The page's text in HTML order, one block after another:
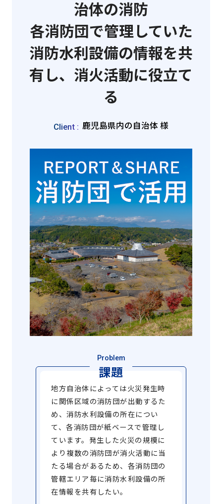
治体の消防
各消防団で管理していた
消防水利設備の情報を共
有し、消火活動に役立て
る
Client : 鹿児島県内の自治体 様
Problem
課題
地方自治体によっては火災発生時
に関係区域の消防団が出動するた
め、消防水利設備の所在につい
て、各消防団が紙ベースで管理し
ています。発生した火災の規模に
より複数の消防団が消火活動に当
たる場合があるため、各消防団の
管轄エリア毎に消防水利設備の所
在情報を共有したい。